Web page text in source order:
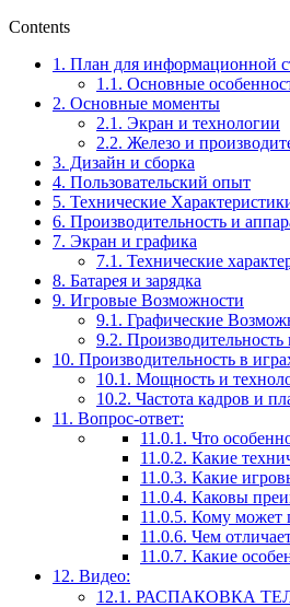
Contents
1. План для информационной
1.1. Основные
2. Основные моменты
2.1. Экран и технологии
2.2. Железо и
3. Дизайн и сборка
4. Пользовательский опыт
5. Технические
6. Производительность и
7. Экран и графика
7.1. Технические
8. Батарея и зарядка
9. Игровые Возможности
9.1. Графические
9.2. Производительность
10. Производительность в
10.1. Мощность и
10.2. Частота кадров и
11. Вопрос-ответ:
11.0.1. Что
11.0.2. Какие
11.0.3. Какие
11.0.4. Каковы
11.0.5. Кому может
11.0.6. Чем
11.0.7. Какие
12. Видео:
12.1. РАСПАКОВКА